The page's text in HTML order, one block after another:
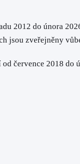
2012 do února
jsou zveřejněny
července 2018 do